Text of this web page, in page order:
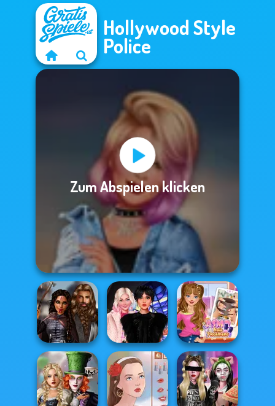
Hollywood Style
Police
Zum Abspielen klicken
Medieval
Princesses
Wednesday
Besties Fun Day
ASMR Nail
Treatment